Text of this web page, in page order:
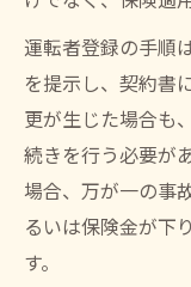
運転者登録の手順
を提示し、契約書
更が生じた場合も
続きを行う必要が
場合、万が一の事
るいは保険金が下
す。